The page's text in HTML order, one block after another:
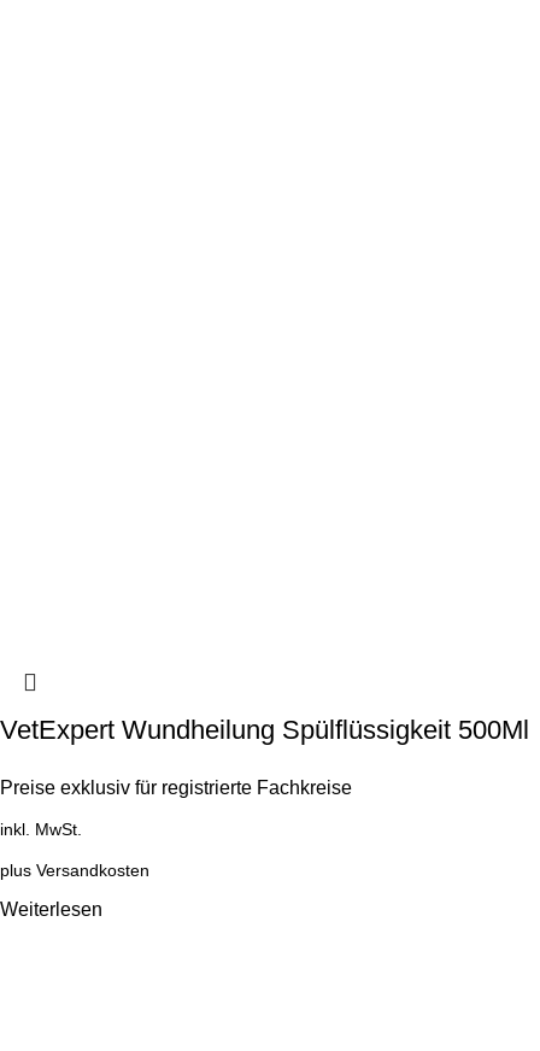
VetExpert Wundheilung Spülflüssigkeit 500Ml
Preise exklusiv für registrierte Fachkreise
inkl. MwSt.
plus Versandkosten
Weiterlesen